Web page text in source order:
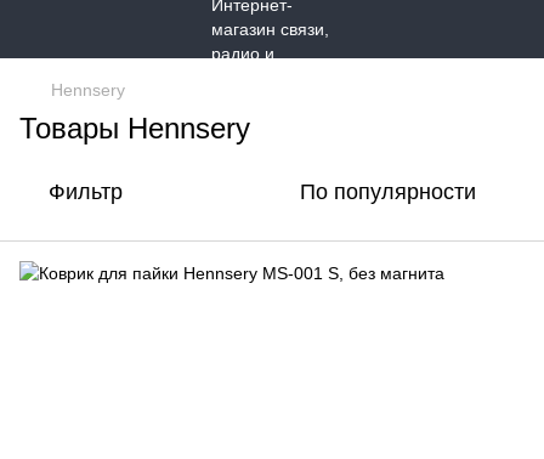
Hennsery
Товары Hennsery
Фильтр По популярности